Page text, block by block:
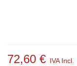
72,60 € IVA Incl.